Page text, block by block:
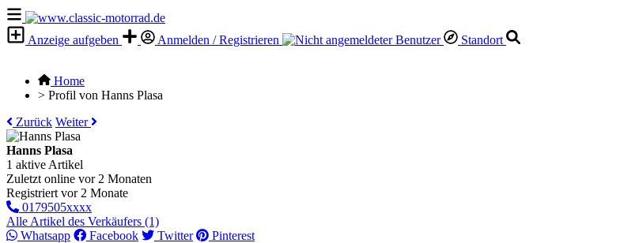
Anzeige aufgeben Anmelden / Registrieren Standort
Home
> Profil von Hanns Plasa
Zurück Weiter
Hanns Plasa
1 aktive Artikel
Zuletzt online vor 2 Monaten
Registriert vor 2 Monate
0179505xxxx
Alle Artikel des Verkäufers (1)
Whatsapp
Facebook Twitter Pinterest